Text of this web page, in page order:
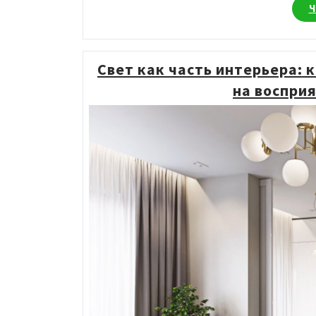
Свет как часть интерьера:
на